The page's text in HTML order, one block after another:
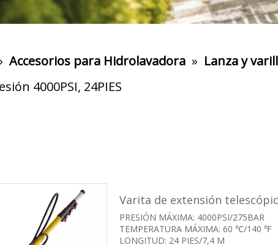
Accesorios para Hidrolavadora » Lanza y
4000PSI, 24PIES
Varita de extensión
PRESIÓN MÁXIMA: 4000PSI/275BAR
TEMPERATURA MÁXIMA: 60 ℃/140 ℉
LONGITUD: 24 PIES/7,4 M